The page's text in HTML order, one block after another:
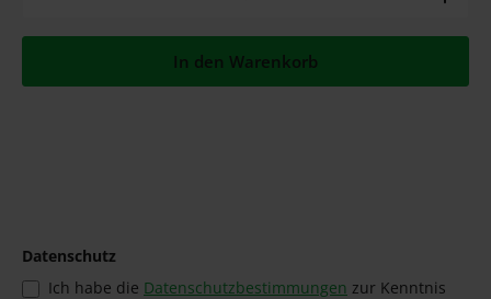
In den Warenkorb
Datenschutz
Ich habe die Datenschutzbestimmungen zur Kenntnis